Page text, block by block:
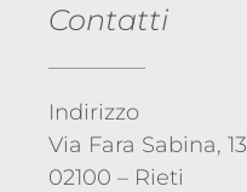
Contatti
Indirizzo
Via Fara Sabina, 13
02100 – Rieti